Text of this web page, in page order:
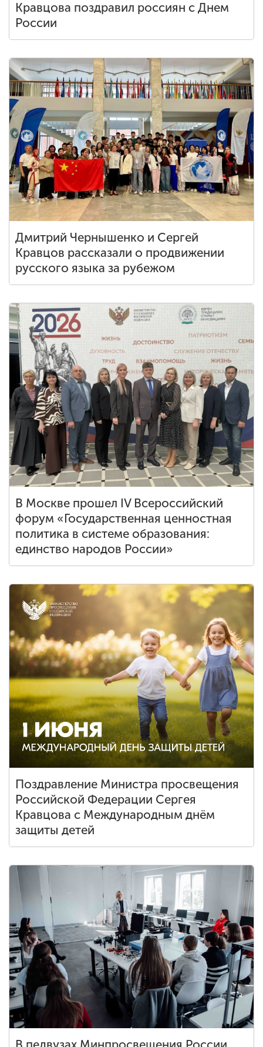
Кравцова поздравил россиян с Днем
России
Дмитрий Чернышенко и Сергей
Кравцов рассказали о продвижении
русского языка за рубежом
В Москве прошел IV Всероссийский
форум «Государственная ценностная
политика в системе образования:
единство народов России»
Поздравление Министра просвещения
Российской Федерации Сергея
Кравцова с Международным днём
защиты детей